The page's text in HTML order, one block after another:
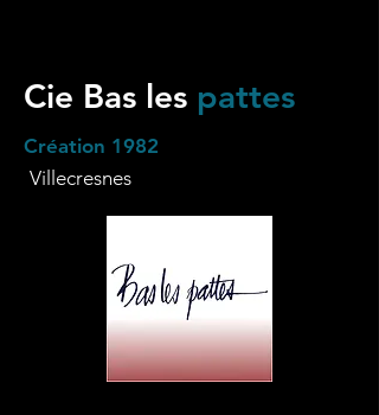
Cie Bas les pattes
Création 1982
Villecresnes